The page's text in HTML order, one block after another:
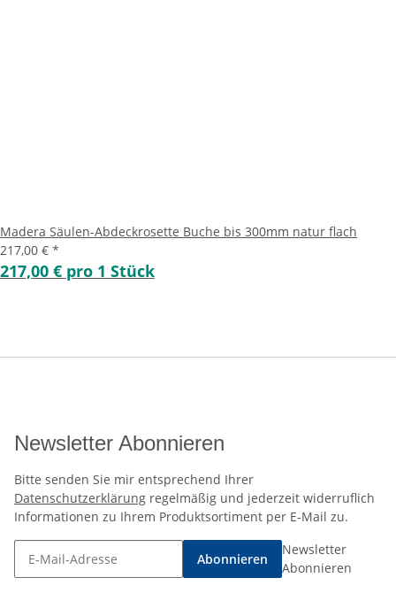
Madera Säulen-Abdeckrosette Buche bis 300mm natur flach
217,00 € *
217,00 € pro 1 Stück
Newsletter Abonnieren
Bitte senden Sie mir entsprechend Ihrer
Datenschutzerklärung regelmäßig und jederzeit widerruflich
Informationen zu Ihrem Produktsortiment per E-Mail zu.
Abonnieren
Newsletter
Abonnieren